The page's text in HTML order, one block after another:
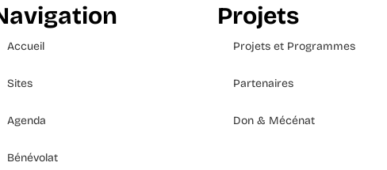
Accueil
Sites
Agenda
Bénévolat
Projets
Projets et Programmes
Partenaires
Don & Mécénat